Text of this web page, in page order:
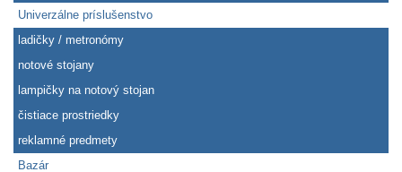
Univerzálne príslušenstvo
ladičky / metronómy
notové stojany
lampičky na notový stojan
čistiace prostriedky
reklamné predmety
Bazár